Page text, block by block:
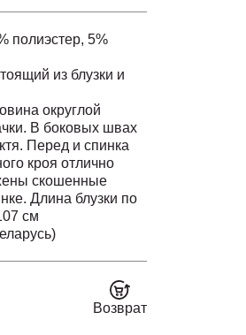
полиэстер, 5%
из блузки и
округлой
В боковых швах
Перед и спинка
кроя отлично
скошенные
Длина блузки по
см
Возврат